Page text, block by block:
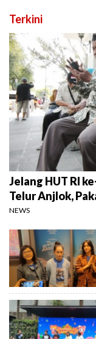
Terkini
Jelang HUT RI
Telur Anjlok,
NEWS